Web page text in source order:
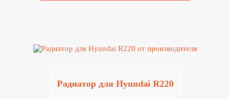
Радиатор для Hyundai R220